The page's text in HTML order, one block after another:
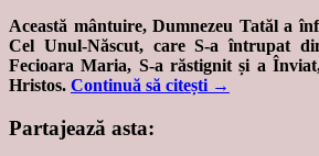
Această mântuire, Dumnezeu Tatăl a
Cel Unul-Născut, care S-a întrupat
Fecioara Maria, S-a răstignit și a
Hristos. Continuă să citești →
Partajează asta: